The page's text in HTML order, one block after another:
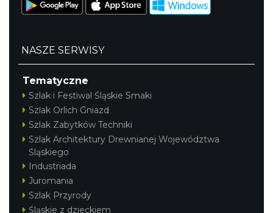
NASZE SERWISY
Tematyczne
Szlak i Festiwal Śląskie Smaki
Szlak Orlich Gniazd
Szlak Zabytków Techniki
Szlak Architektury Drewnianej Województwa
Śląskiego
Industriada
Juromania
Szlak Przyrody
Śląskie z dzieckiem